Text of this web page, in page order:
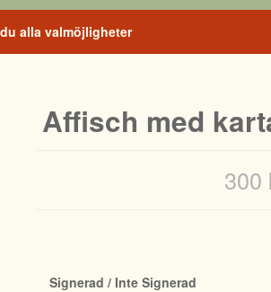
alla valmöjligheter
Affisch med
300
Signerad / Inte Signerad